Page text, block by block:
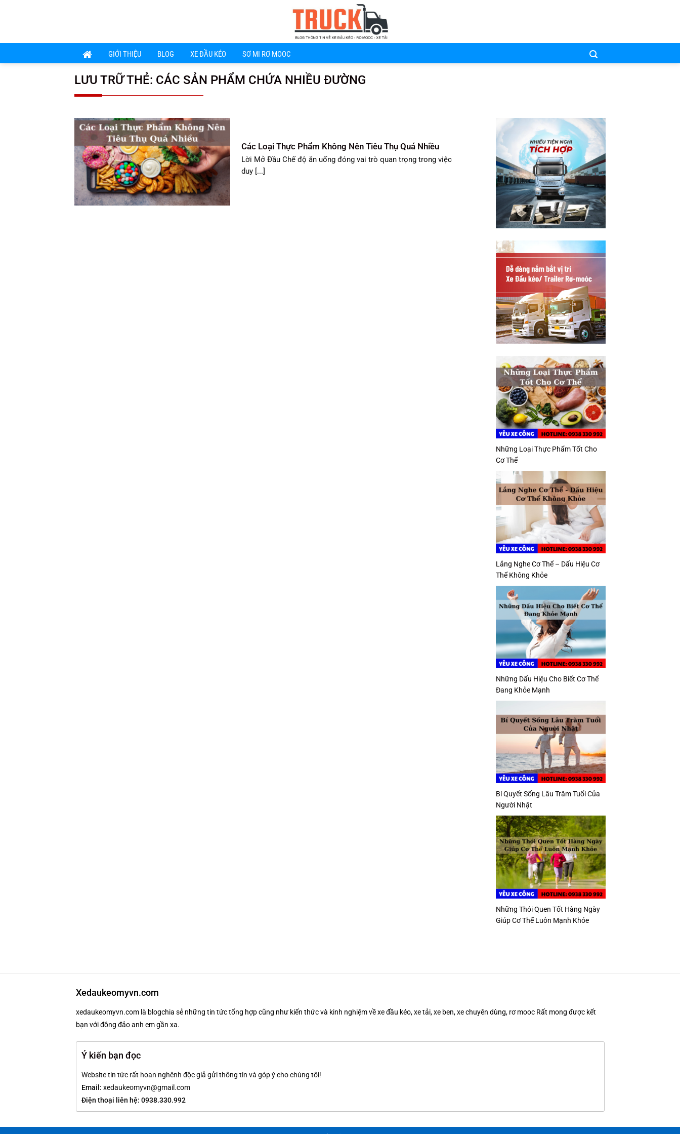
dung
GIỚI THIỆU BLOG XE ĐẦU KÉO SƠ MI RƠ MOOC
LƯU TRỮ THẺ: CÁC SẢN PHẨM CHỨA NHIỀU ĐƯỜNG
Các Loại Thực Phẩm Không Nên Tiêu Thụ Quá Nhiều
Lời Mở Đầu Chế độ ăn uống đóng vai trò quan trọng trong việc
duy [...]
Những Loại Thực Phẩm Tốt Cho
Cơ Thể
Lắng Nghe Cơ Thể – Dấu Hiệu Cơ
Thể Không Khỏe
Những Dấu Hiệu Cho Biết Cơ Thể
Đang Khỏe Mạnh
Bí Quyết Sống Lâu Trăm Tuổi Của
Người Nhật
Những Thói Quen Tốt Hàng Ngày
Giúp Cơ Thể Luôn Mạnh Khỏe
Xedaukeomyvn.com
xedaukeomyvn.com là blogchia sẻ những tin tức tổng hợp cũng như kiến thức và kinh nghiệm về xe đầu kéo, xe tải, xe ben, xe chuyên dùng, rơ mooc Rất mong được kết
bạn với đông đảo anh em gần xa.
Ý kiến bạn đọc
Website tin tức rất hoan nghênh độc giả gửi thông tin và góp ý cho chúng tôi!
Email: xedaukeomyvn@gmail.com
Điện thoại liên hệ: 0938.330.992